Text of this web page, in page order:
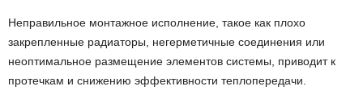
Неправильное монтажное исполнение, такое как плохо
закрепленные радиаторы, негерметичные соединения или
неоптимальное размещение элементов системы, приводит к
протечкам и снижению эффективности теплопередачи.